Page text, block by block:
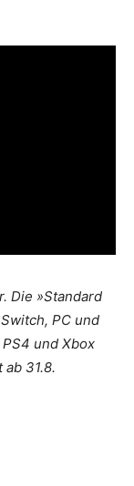
Die »Standard
PC und
und Xbox
31.8.